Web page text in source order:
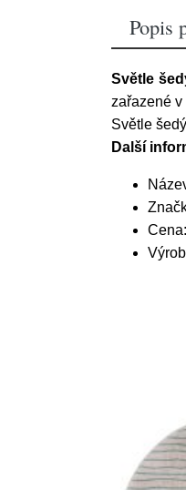
Popis
Světle
zařazené
Světle
Další
Cena: